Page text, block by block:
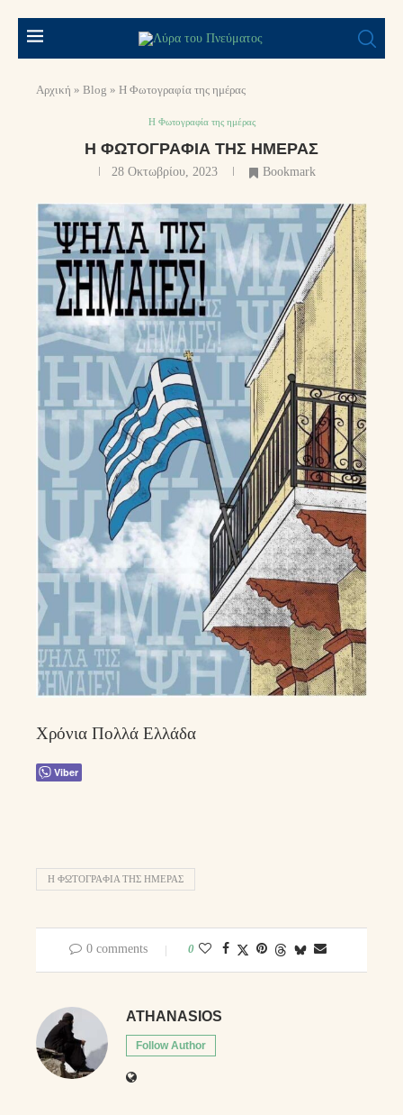
Αρχική » Blog » Η Φωτογραφία της ημέρας
Η Φωτογραφία της ημέρας
Η ΦΩΤΟΓΡΑΦΊΑ ΤΗΣ ΗΜΈΡΑΣ
28 Οκτωβρίου, 2023 Bookmark
Χρόνια Πολλά Ελλάδα
Viber
Η ΦΩΤΟΓΡΑΦΊΑ ΤΗΣ ΗΜΈΡΑΣ
0 comments 0
ATHANASIOS
Follow Author